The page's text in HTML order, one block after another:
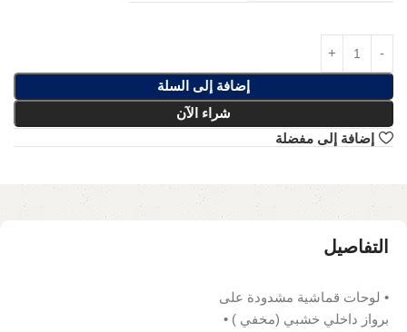
إضافة إلى السلة
شراء الآن
إضافة إلى مفضلة
التفاصيل
• لوحات قماشية مشدودة على
برواز داخلي خشبي (مخفي ) •